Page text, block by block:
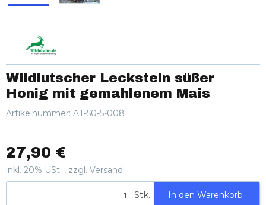
Wildlutscher Leckstein süßer
Honig mit gemahlenem Mais
Artikelnummer: AT-50-5-008
27,90 €
inkl. 20% USt. , zzgl. Versand
Stk. In den Warenkorb